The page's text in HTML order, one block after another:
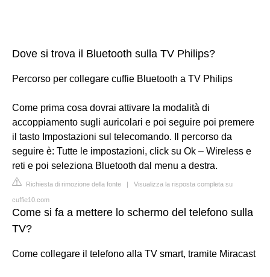
Dove si trova il Bluetooth sulla TV Philips?
Percorso per collegare cuffie Bluetooth a TV Philips
Come prima cosa dovrai attivare la modalità di
accoppiamento sugli auricolari e poi seguire poi premere
il tasto Impostazioni sul telecomando. Il percorso da
seguire è: Tutte le impostazioni, click su Ok – Wireless e
reti e poi seleziona Bluetooth dal menu a destra.
Richiesta di rimozione della fonte | Visualizza la risposta completa su
cuffie10.com
Come si fa a mettere lo schermo del telefono sulla
TV?
Come collegare il telefono alla TV smart, tramite Miracast